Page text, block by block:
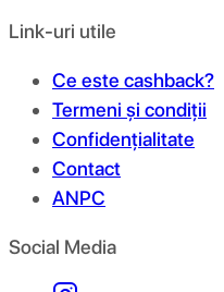
Link-uri utile
Ce este cashback?
Termeni și condiții
Confidențialitate
Contact
ANPC
Social Media